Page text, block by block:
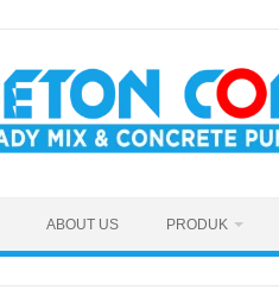
ABOUT US PRODUK